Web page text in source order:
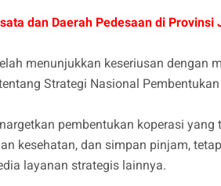
dan Daerah Pedesaan di Provinsi
menunjukkan keseriusan dengan
Strategi Nasional
pembentukan koperasi
kesehatan, dan simpan pinjam,
layanan strategis lainnya.